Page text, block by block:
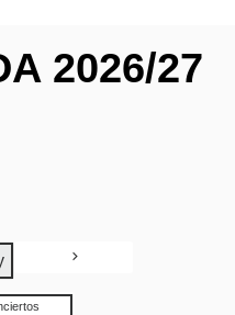
2026/27